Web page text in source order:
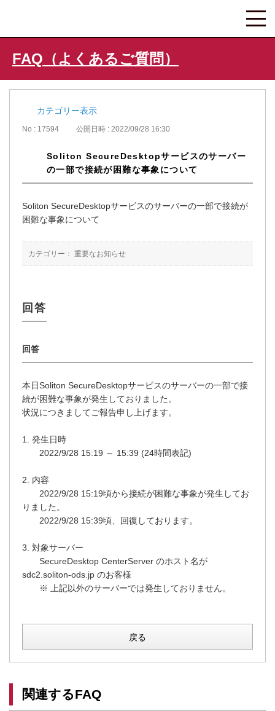
FAQ（よくあるご質問）
カテゴリー表示
No : 17594 公開日時 : 2022/09/28 16:30
Soliton SecureDesktopサービスのサーバー
の一部で接続が困難な事象について
Soliton SecureDesktopサービスのサーバーの一部で接続が
困難な事象について
カテゴリー： 重要なお知らせ
本日Soliton SecureDesktopサービスのサーバーの一部で接
続が困難な事象が発生しておりました。
状況につきましてご報告申し上げます。
1. 発生日時
2022/9/28 15:19 ～ 15:39 (24時間表記)
2. 内容
2022/9/28 15:19頃から接続が困難な事象が発生してお
りました。
2022/9/28 15:39頃、回復しております。
3. 対象サーバー
SecureDesktop CenterServer のホスト名が
sdc2.soliton-ods.jp のお客様
※ 上記以外のサーバーでは発生しておりません。
戻る
関連するFAQ